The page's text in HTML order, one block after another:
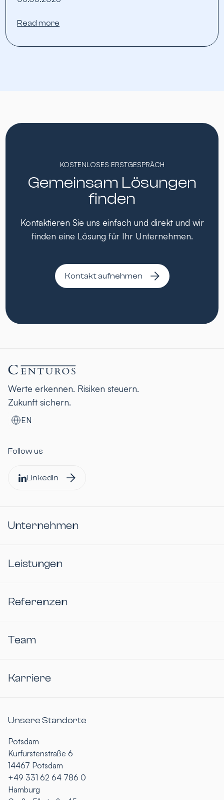
Read more
KOSTENLOSES ERSTGESPRÄCH
Gemeinsam Lösungen
finden
Kontaktieren Sie uns einfach und direkt und wir
finden eine Lösung für Ihr Unternehmen.
Kontakt aufnehmen
Werte erkennen. Risiken steuern.
Zukunft sichern.
EN
Follow us
LinkedIn
Unternehmen
Leistungen
Referenzen
Team
Karriere
Unsere Standorte
Potsdam
Kurfürstenstraße 6
14467 Potsdam
+49 331 62 64 786 0
Hamburg